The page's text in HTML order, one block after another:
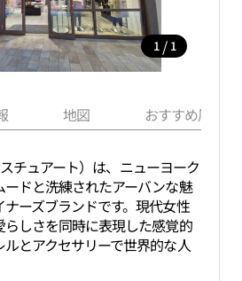
1 / 1
地図 おすすめ周辺
チュアート）は、ニューヨーク
ドと洗練されたアーバンな魅
ーズブランドです。現代女性
しさを同時に表現した感覚的
とアクセサリーで世界的な人